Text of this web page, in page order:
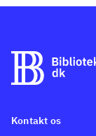
Kontakt os